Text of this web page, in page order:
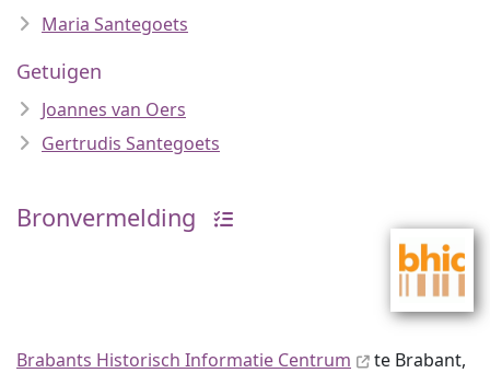
Maria Santegoets
Getuigen
Joannes van Oers
Gertrudis Santegoets
Bronvermelding
Brabants Historisch Informatie Centrum
te Brabant,